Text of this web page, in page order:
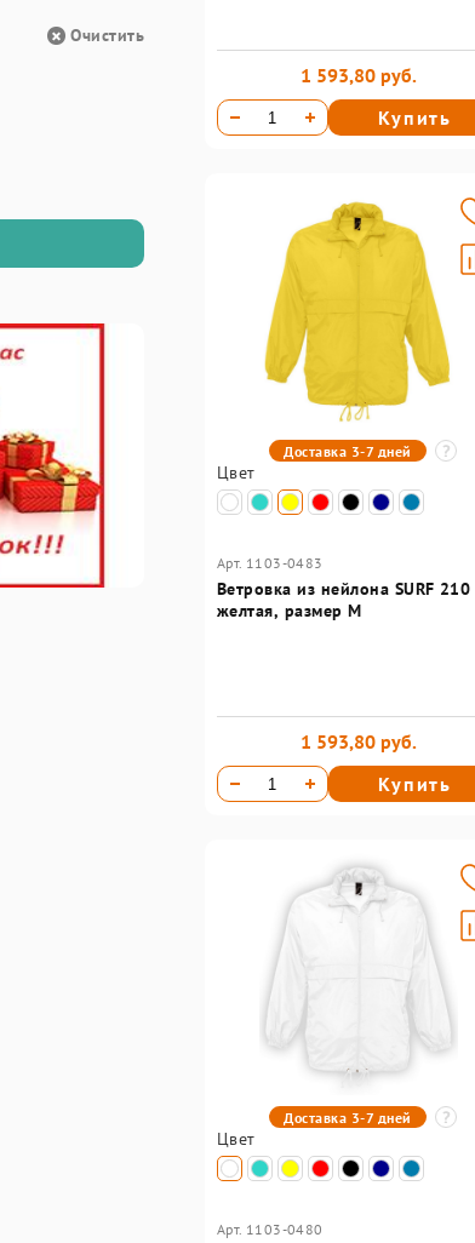
Очистить
1 593,80 руб.
Купить
Доставка 3-7 дней
Цвет
Арт. 1103-0483
Ветровка из нейлона SURF 210
желтая, размер M
1 593,80 руб.
Купить
Доставка 3-7 дней
Цвет
Арт. 1103-0480